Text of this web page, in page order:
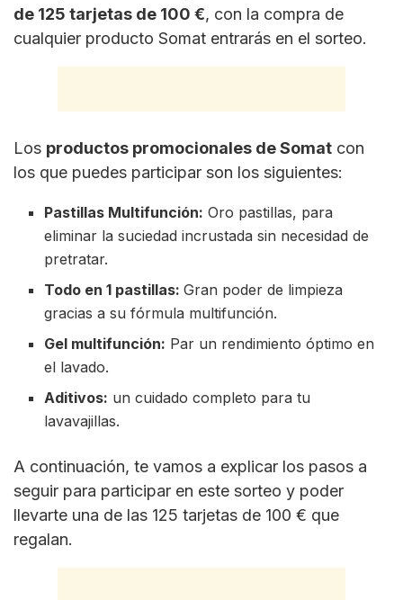
de 125 tarjetas de 100 €, con la compra de
cualquier producto Somat entrarás en el sorteo.
Los productos promocionales de Somat con
los que puedes participar son los siguientes:
Pastillas Multifunción: Oro pastillas, para
eliminar la suciedad incrustada sin necesidad de
pretratar.
Todo en 1 pastillas:Gran poder de limpieza
gracias a su fórmula multifunción.
Gel multifunción: Par un rendimiento óptimo en
el lavado.
Aditivos: un cuidado completo para tu
lavavajillas.
A continuación, te vamos a explicar los pasos a
seguir para participar en este sorteo y poder
llevarte una de las 125 tarjetas de 100 € que
regalan.